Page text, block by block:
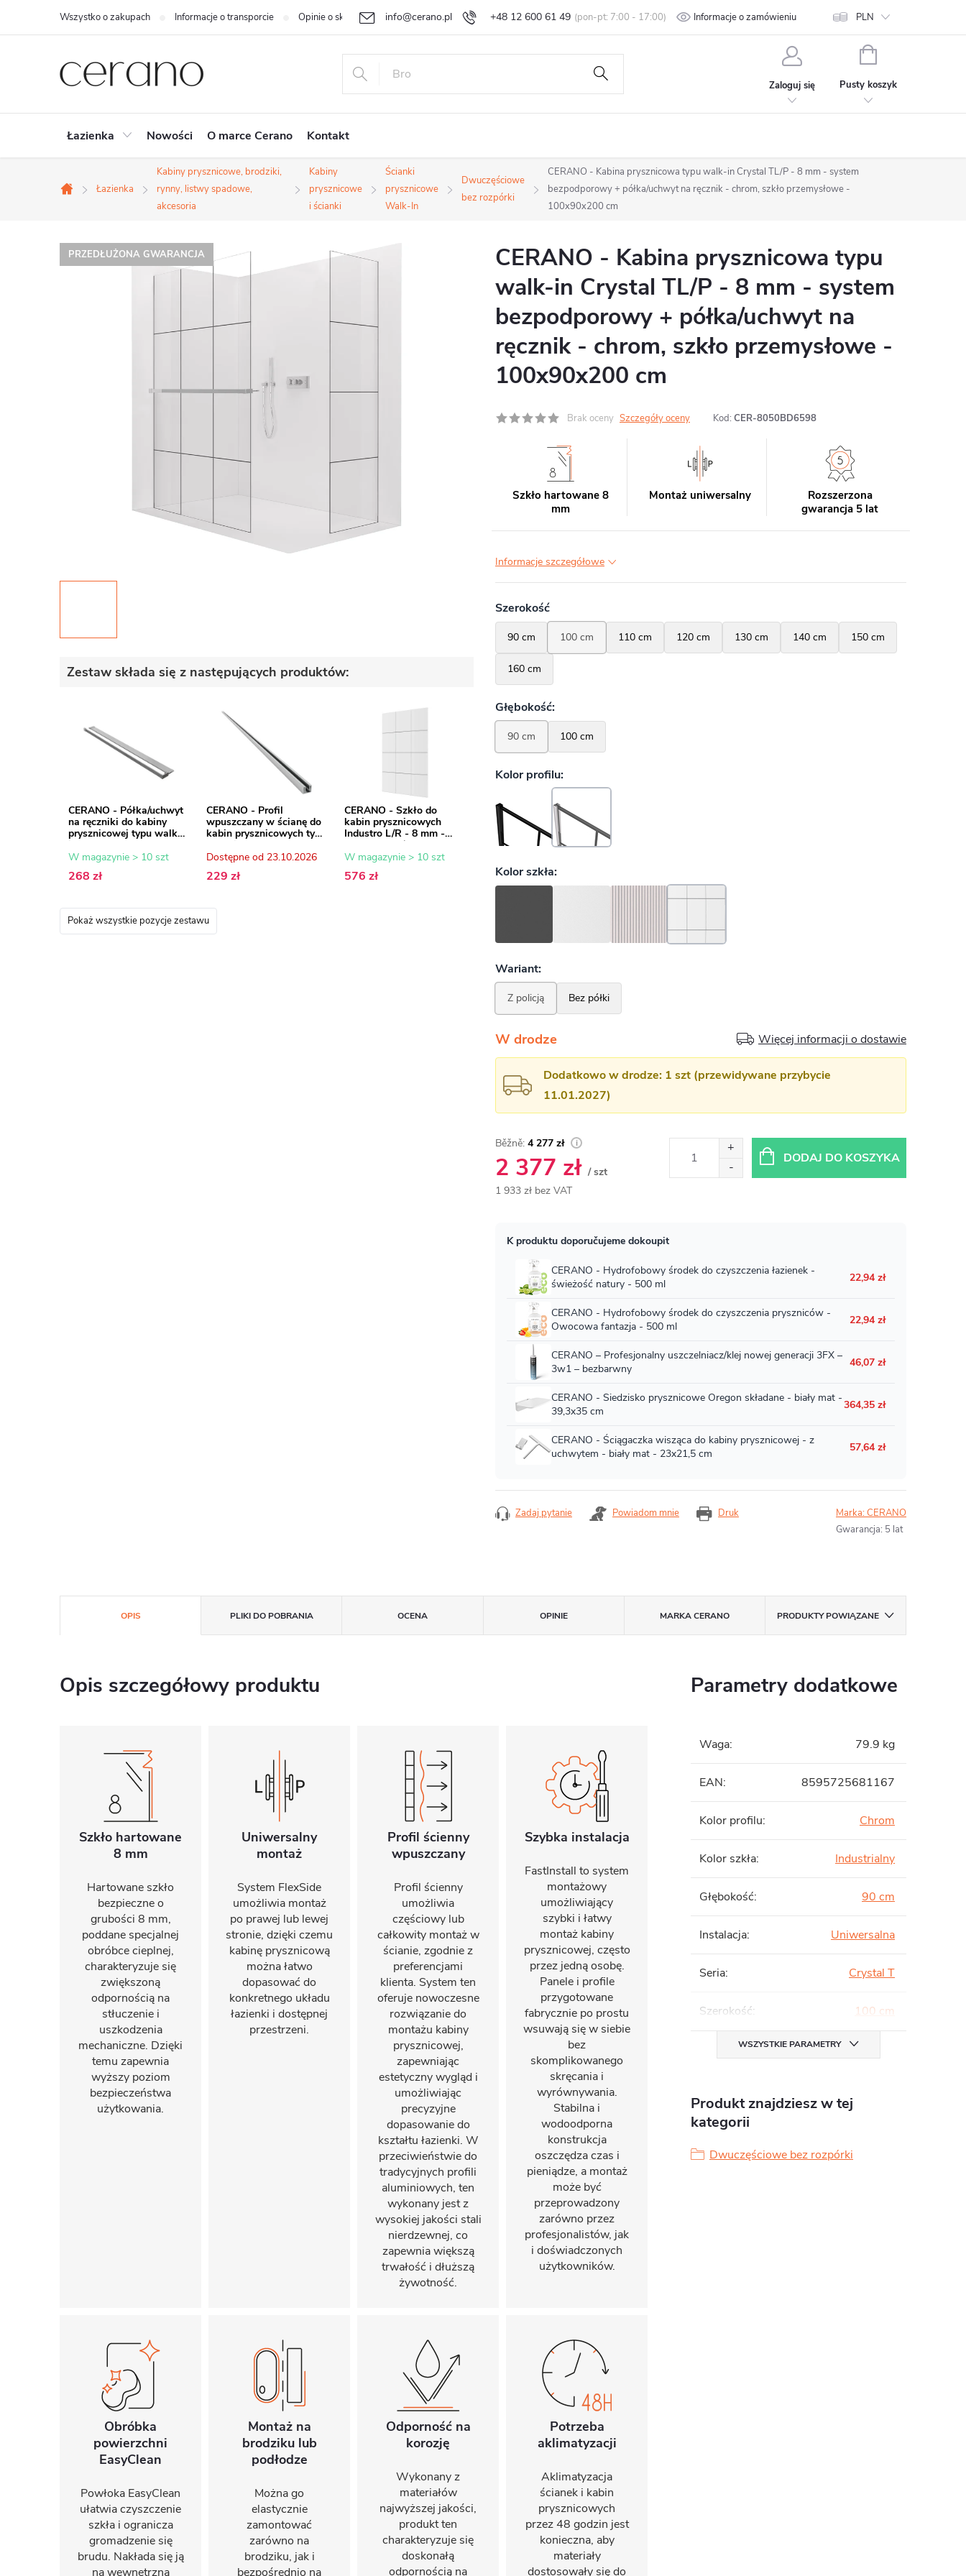
+48 12 600 61 49
info@cerano.pl
Wszystko o zakupach Informacje o transporcie Opinie o sklepie Indywidualna wycena Zwroty i reklamacje Regulamin Polityka prywatności Kontakt
Informacje o zamówieniu PLN
Zaloguj się
KOSZYK
Pusty koszyk
Łazienka Nowości O marce Cerano Kontakt
Home
Łazienka
Kabiny prysznicowe, brodziki,
rynny, listwy spadowe,
akcesoria
Kabiny
prysznicowe
i ścianki
Ścianki
prysznicowe
Walk-In
Dwuczęściowe
bez rozpórki
CERANO - Kabina prysznicowa typu walk-in Crystal TL/P - 8 mm - system
bezpodporowy + półka/uchwyt na ręcznik - chrom, szkło przemysłowe -
100x90x200 cm
PRZEDŁUŻONA GWARANCJA
Zestaw składa się z następujących produktów:
CERANO - Półka/uchwyt
na ręczniki do kabiny
prysznicowej typu walk-
do 160 cm
W magazynie > 10 szt
268 zł
CERANO - Profil
wpuszczany w ścianę do
kabin prysznicowych typu
wpuszczany - chrom -
Dostępne od 23.10.2026
229 zł
CERANO - Szkło do
kabin prysznicowych
Industro L/R - 8 mm -
rama czarna/szkło
transparentne - 90x200
W magazynie > 10 szt
576 zł
Pokaż wszystkie pozycje zestawu
CERANO - Kabina prysznicowa typu
walk-in Crystal TL/P - 8 mm - system
bezpodporowy + półka/uchwyt na
ręcznik - chrom, szkło przemysłowe -
100x90x200 cm
Brak oceny Szczegóły oceny Kod: CER-8050BD6598
Szkło hartowane 8
mm
Montaż uniwersalny
Rozszerzona
gwarancja 5 lat
Informacje szczegółowe
W drodze Więcej informacji o dostawie
Dodatkowo w drodze: 1 szt (przewidywane przybycie
11.01.2027)
4 277 zł
2 377 zł / szt
1 933 zł bez VAT
DODAJ DO KOSZYKA
Druk
Zadaj pytanie Powiadom mnie Marka:CERANO
Gwarancja: 5 lat
OPIS PLIKI DO POBRANIA OCENA OPINIE MARKACERANO PRODUKTY POWIĄZANE
Opis szczegółowy produktu
Szkło hartowane
8 mm
Hartowane szkło
bezpieczne o
grubości 8 mm,
poddane specjalnej
obróbce cieplnej,
charakteryzuje się
zwiększoną
odpornością na
stłuczenie i
uszkodzenia
mechaniczne. Dzięki
temu zapewnia
wyższy poziom
bezpieczeństwa
użytkowania.
Uniwersalny
montaż
System FlexSide
umożliwia montaż
po prawej lub lewej
stronie, dzięki czemu
kabinę prysznicową
można łatwo
dopasować do
konkretnego układu
łazienki i dostępnej
przestrzeni.
Profil ścienny
wpuszczany
Profil ścienny
umożliwia
częściowy lub
całkowity montaż w
ścianie, zgodnie z
preferencjami
klienta. System ten
oferuje nowoczesne
rozwiązanie do
montażu kabiny
prysznicowej,
zapewniając
estetyczny wygląd i
umożliwiając
precyzyjne
dopasowanie do
kształtu łazienki. W
przeciwieństwie do
tradycyjnych profili
aluminiowych, ten
wykonany jest z
wysokiej jakości stali
nierdzewnej, co
zapewnia większą
trwałość i dłuższą
żywotność.
Szybka instalacja
FastInstall to system
montażowy
umożliwiający
szybki i łatwy
montaż kabiny
prysznicowej, często
przez jedną osobę.
Panele i profile
przygotowane
fabrycznie po prostu
wsuwają się w siebie
bez
skomplikowanego
skręcania i
wyrównywania.
Stabilna i
wodoodporna
konstrukcja
oszczędza czas i
pieniądze, a montaż
może być
przeprowadzony
zarówno przez
profesjonalistów, jak
i doświadczonych
użytkowników.
Obróbka
powierzchni
EasyClean
Powłoka EasyClean
ułatwia czyszczenie
szkła i ogranicza
gromadzenie się
brudu. Nakłada się ją
na wewnętrzną
Montaż na
brodziku lub
podłodze
Można go
elastycznie
zamontować
zarówno na
brodziku, jak i
bezpośrednio na
Odporność na
korozję
Wykonany z
materiałów
najwyższej jakości,
produkt ten
charakteryzuje się
doskonałą
odpornością na
Potrzeba
aklimatyzacji
Aklimatyzacja
ścianek i kabin
prysznicowych
przez 48 godzin jest
konieczna, aby
materiały
dostosowały się do
Parametry dodatkowe
Waga: 79.9 kg
EAN: 8595725681167
Kolor profilu: Chrom
Kolor szkła: Industrialny
Głębokość: 90 cm
Instalacja: Uniwersalna
Seria: Crystal T
Szerokość: 100 cm
WSZYSTKIE PARAMETRY
Produkt znajdziesz w tej
kategorii
Dwuczęściowe bez rozpórki